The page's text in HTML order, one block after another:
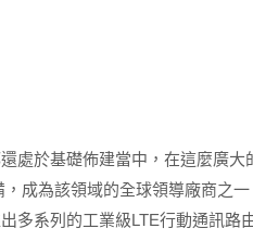
處於基礎佈建當中，在這麼廣
成為該領域的全球領導廠商之
多系列的工業級LTE行動通訊路